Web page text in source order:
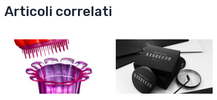
Articoli correlati